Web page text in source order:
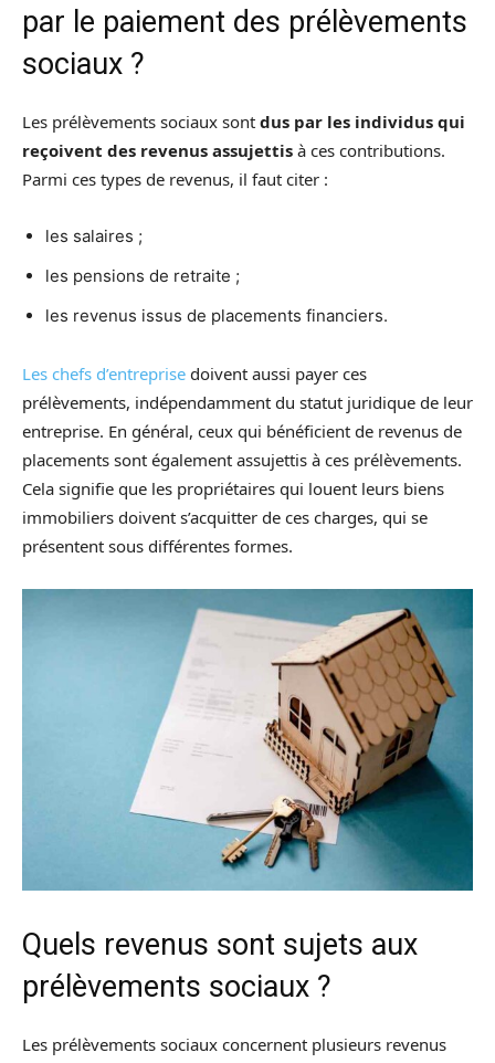
par le paiement des prélèvements
sociaux ?
Les prélèvements sociaux sont dus par les individus qui
reçoivent des revenus assujettis à ces contributions.
Parmi ces types de revenus, il faut citer :
les salaires ;
les pensions de retraite ;
les revenus issus de placements financiers.
Les chefs d’entreprise doivent aussi payer ces
prélèvements, indépendamment du statut juridique de leur
entreprise. En général, ceux qui bénéficient de revenus de
placements sont également assujettis à ces prélèvements.
Cela signifie que les propriétaires qui louent leurs biens
immobiliers doivent s’acquitter de ces charges, qui se
présentent sous différentes formes.
Quels revenus sont sujets aux
prélèvements sociaux ?
Les prélèvements sociaux concernent plusieurs revenus